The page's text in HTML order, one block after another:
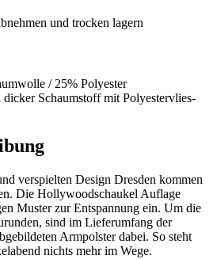
und trocken lagern
/ 25% Polyester
Schaumstoff mit Polyestervlies-
verspielten Design Dresden kommen
Die Hollywoodschaukel Auflage
Muster zur Entspannung ein. Um die
sind im Lieferumfang der
Armpolster dabei. So steht
nichts mehr im Wege.